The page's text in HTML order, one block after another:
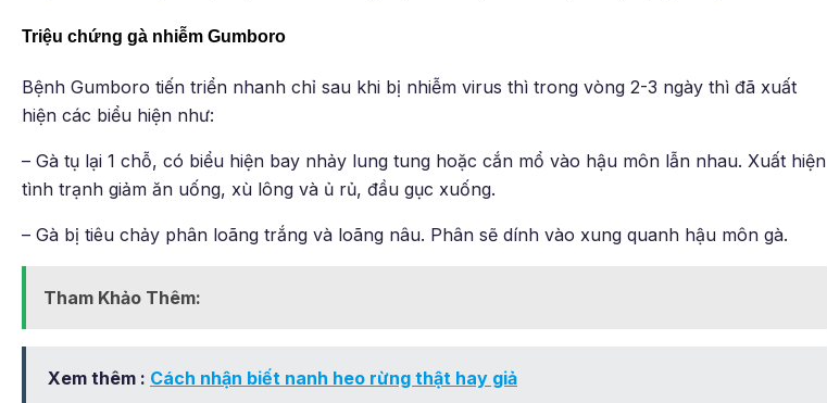
Triệu chứng gà nhiễm Gumboro
Bệnh Gumboro tiến triển nhanh chỉ sau khi bị nhiễm virus thì trong vòng 2-3 ngày thì đã xuất
hiện các biểu hiện như:
– Gà tụ lại 1 chỗ, có biểu hiện bay nhảy lung tung hoặc cắn mổ vào hậu môn lẫn nhau. Xuất hiện
tình trạnh giảm ăn uống, xù lông và ủ rủ, đầu gục xuống.
– Gà bị tiêu chảy phân loãng trắng và loãng nâu. Phân sẽ dính vào xung quanh hậu môn gà.
Tham Khảo Thêm:
Xem thêm : Cách nhận biết nanh heo rừng thật hay giả